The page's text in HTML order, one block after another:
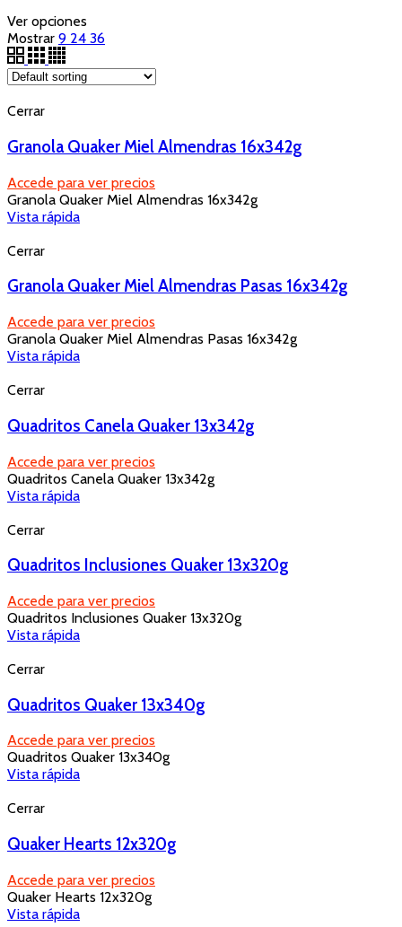
Ver opciones
Mostrar 9 24 36
Cerrar
Granola Quaker Miel Almendras 16x342g
Accede para ver precios
Granola Quaker Miel Almendras 16x342g
Vista rápida
Cerrar
Granola Quaker Miel Almendras Pasas 16x342g
Accede para ver precios
Granola Quaker Miel Almendras Pasas 16x342g
Vista rápida
Cerrar
Quadritos Canela Quaker 13x342g
Accede para ver precios
Quadritos Canela Quaker 13x342g
Vista rápida
Cerrar
Quadritos Inclusiones Quaker 13x320g
Accede para ver precios
Quadritos Inclusiones Quaker 13x320g
Vista rápida
Cerrar
Quadritos Quaker 13x340g
Accede para ver precios
Quadritos Quaker 13x340g
Vista rápida
Cerrar
Quaker Hearts 12x320g
Accede para ver precios
Quaker Hearts 12x320g
Vista rápida